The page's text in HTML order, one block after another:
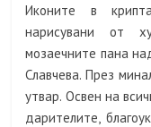
Иконите в
нарисувани от
мозаечните пана
Славчева. През
утвар. Освен на
дарителите,